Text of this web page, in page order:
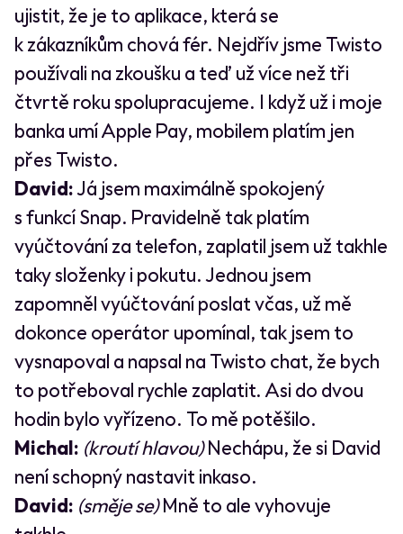
ujistit, že je to aplikace, která se
k zákazníkům chová fér. Nejdřív jsme Twisto
používali na zkoušku a teď už více než tři
čtvrtě roku spolupracujeme. I když už i moje
banka umí Apple Pay, mobilem platím jen
přes Twisto.
David:Já jsem maximálně spokojený
s funkcí Snap. Pravidelně tak platím
vyúčtování za telefon, zaplatil jsem už takhle
taky složenky i pokutu. Jednou jsem
zapomněl vyúčtování poslat včas, už mě
dokonce operátor upomínal, tak jsem to
vysnapoval a napsal na Twisto chat, že bych
to potřeboval rychle zaplatit. Asi do dvou
hodin bylo vyřízeno. To mě potěšilo.
Michal: (kroutí hlavou)Nechápu, že si David
není schopný nastavit inkaso.
David: (směje se)Mně to ale vyhovuje